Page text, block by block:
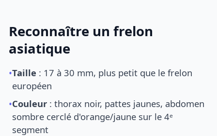
Reconnaître un frelon
asiatique
•Taille : 17 à 30 mm, plus petit que le frelon
européen
•Couleur : thorax noir, pattes jaunes, abdomen
sombre cerclé d'orange/jaune sur le 4ᵉ
segment